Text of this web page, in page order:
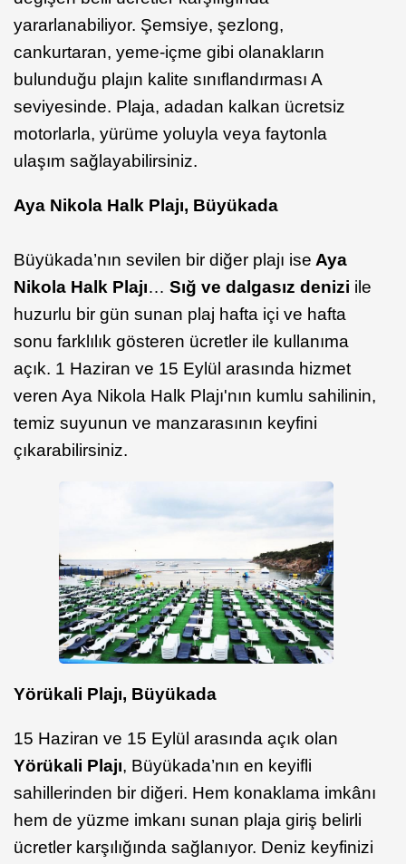
yararlanabiliyor. Şemsiye, şezlong,
cankurtaran, yeme-içme gibi olanakların
bulunduğu plajın kalite sınıflandırması A
seviyesinde. Plaja, adadan kalkan ücretsiz
motorlarla, yürüme yoluyla veya faytonla
ulaşım sağlayabilirsiniz.
Aya Nikola Halk Plajı, Büyükada
Büyükada’nın sevilen bir diğer plajı ise Aya
Nikola Halk Plajı… Sığ ve dalgasız denizi ile
huzurlu bir gün sunan plaj hafta içi ve hafta
sonu farklılık gösteren ücretler ile kullanıma
açık. 1 Haziran ve 15 Eylül arasında hizmet
veren Aya Nikola Halk Plajı'nın kumlu sahilinin,
temiz suyunun ve manzarasının keyfini
çıkarabilirsiniz.
Yörükali Plajı, Büyükada
15 Haziran ve 15 Eylül arasında açık olan
Yörükali Plajı, Büyükada’nın en keyifli
sahillerinden bir diğeri. Hem konaklama imkânı
hem de yüzme imkanı sunan plaja giriş belirli
ücretler karşılığında sağlanıyor. Deniz keyfinizi